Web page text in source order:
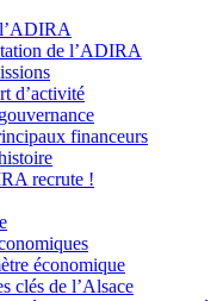
de l’ADIRA
d’activité
financeurs
recrute !
économique
clés de l’Alsace